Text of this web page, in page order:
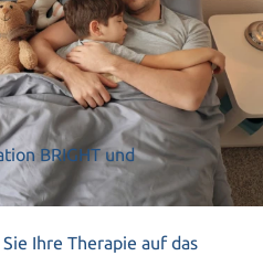
BRIGHT und
Ihre Therapie auf das